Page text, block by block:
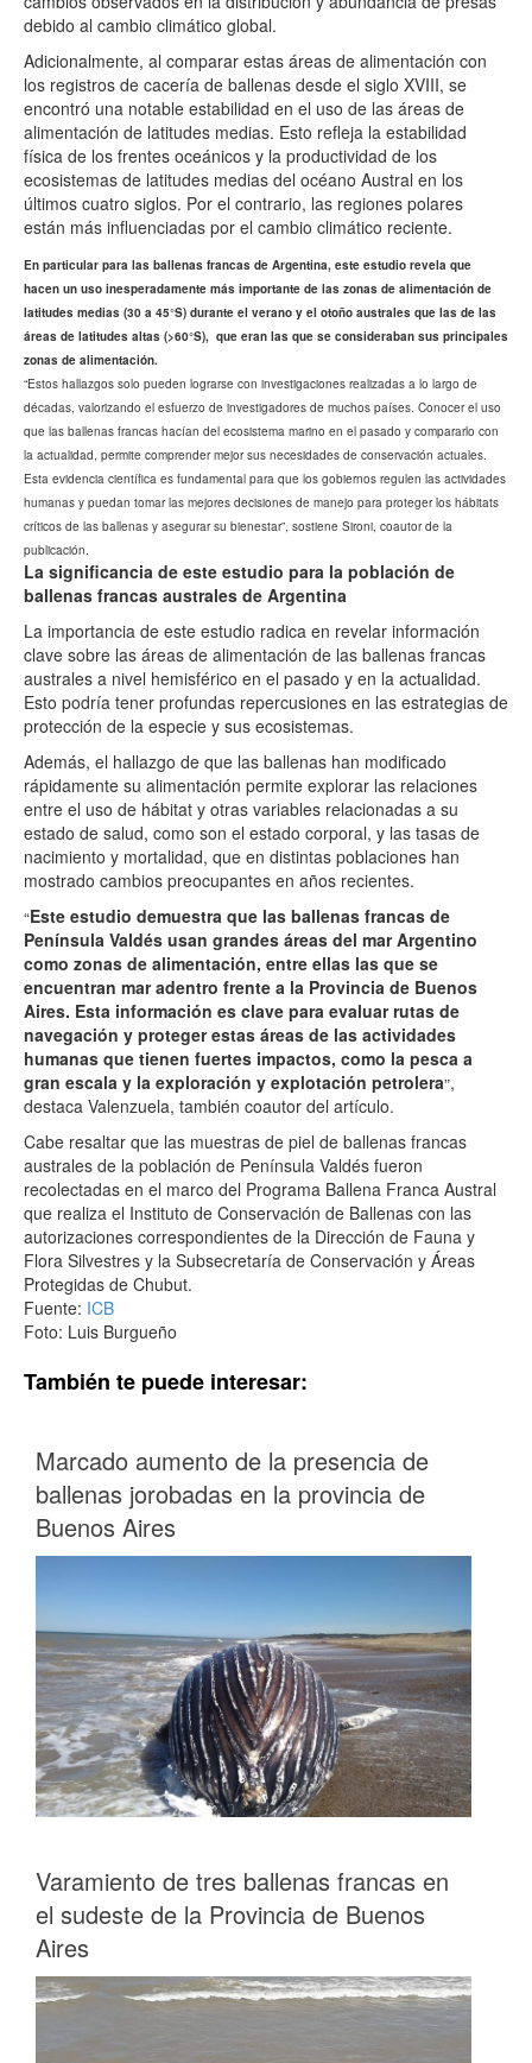
debido al cambio climático global.
Adicionalmente, al comparar estas áreas de alimentación con
los registros de cacería de ballenas desde el siglo XVIII, se
encontró una notable estabilidad en el uso de las áreas de
alimentación de latitudes medias. Esto refleja la estabilidad
física de los frentes oceánicos y la productividad de los
ecosistemas de latitudes medias del océano Austral en los
últimos cuatro siglos. Por el contrario, las regiones polares
están más influenciadas por el cambio climático reciente.
En particular para las ballenas francas de Argentina, este estudio revela que
hacen un uso inesperadamente más importante de las zonas de alimentación de
latitudes medias (30 a 45°S) durante el verano y el otoño australes que las de las
áreas de latitudes altas (>60°S), que eran las que se consideraban sus principales
zonas de alimentación.
“Estos hallazgos solo pueden lograrse con investigaciones realizadas a lo largo de
décadas, valorizando el esfuerzo de investigadores de muchos países. Conocer el uso
que las ballenas francas hacían del ecosistema marino en el pasado y compararlo con
la actualidad, permite comprender mejor sus necesidades de conservación actuales.
Esta evidencia científica es fundamental para que los gobiernos regulen las actividades
humanas y puedan tomar las mejores decisiones de manejo para proteger los hábitats
críticos de las ballenas y asegurar su bienestar”, sostiene Sironi, coautor de la
publicación.
La significancia de este estudio para la población de
ballenas francas australes de Argentina
La importancia de este estudio radica en revelar información
clave sobre las áreas de alimentación de las ballenas francas
australes a nivel hemisférico en el pasado y en la actualidad.
Esto podría tener profundas repercusiones en las estrategias de
protección de la especie y sus ecosistemas.
Además, el hallazgo de que las ballenas han modificado
rápidamente su alimentación permite explorar las relaciones
entre el uso de hábitat y otras variables relacionadas a su
estado de salud, como son el estado corporal, y las tasas de
nacimiento y mortalidad, que en distintas poblaciones han
mostrado cambios preocupantes en años recientes.
“Este estudio demuestra que las ballenas francas de
Península Valdés usan grandes áreas del mar Argentino
como zonas de alimentación, entre ellas las que se
encuentran mar adentro frente a la Provincia de Buenos
Aires. Esta información es clave para evaluar rutas de
navegación y proteger estas áreas de las actividades
humanas que tienen fuertes impactos, como la pesca a
gran escala y la exploración y explotación petrolera”,
destaca Valenzuela, también coautor del artículo.
Cabe resaltar que las muestras de piel de ballenas francas
australes de la población de Península Valdés fueron
recolectadas en el marco del Programa Ballena Franca Austral
que realiza el Instituto de Conservación de Ballenas con las
autorizaciones correspondientes de la Dirección de Fauna y
Flora Silvestres y la Subsecretaría de Conservación y Áreas
Protegidas de Chubut.
Fuente: ICB
Foto: Luis Burgueño
También te puede interesar:
Marcado aumento de la presencia de
ballenas jorobadas en la provincia de
Buenos Aires
Varamiento de tres ballenas francas en
el sudeste de la Provincia de Buenos
Aires